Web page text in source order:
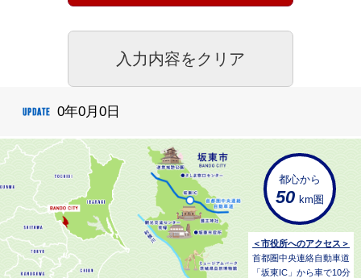
0年0月0日
都心から
50 km圏
＜市役所へのアクセス＞
首都圏中央連絡自動車道
「坂東IC」から車で10分